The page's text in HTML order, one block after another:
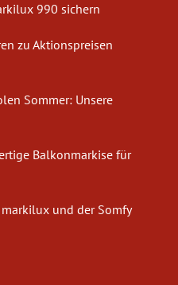
990 sichern
zu Aktionspreisen
Sommer: Unsere
Balkonmarkise für
und der Somfy